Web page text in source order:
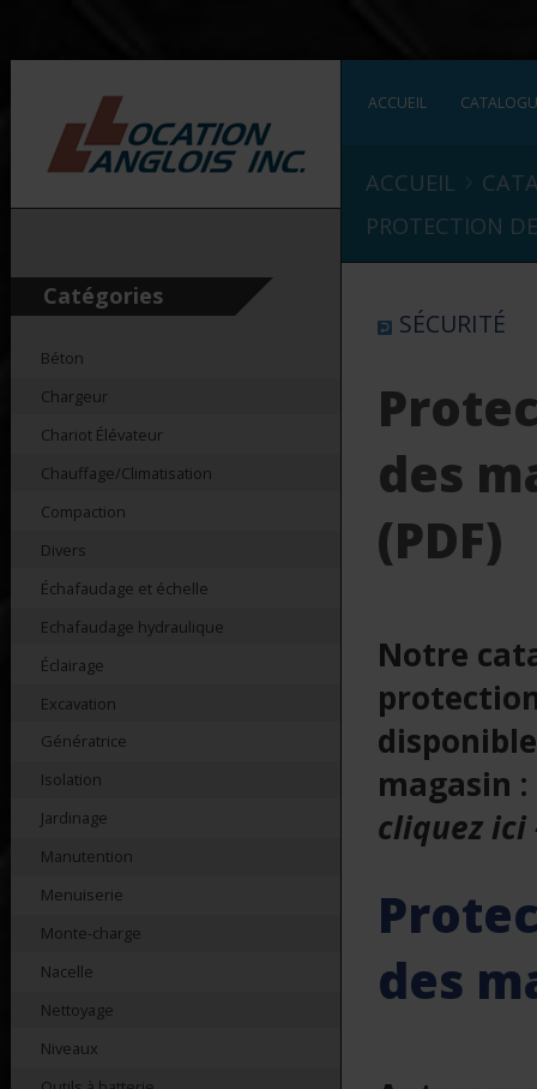
Catégories
Béton
Chargeur
Chariot Élévateur
Chauffage/Climatisation
Compaction
Divers
Échafaudage et échelle
Echafaudage hydraulique
Éclairage
Excavation
Génératrice
Isolation
Jardinage
Manutention
Menuiserie
Monte-charge
Nacelle
Nettoyage
Niveaux
ACCUEIL
ACCUEIL
PROTECTION
SÉCURITÉ
des
(PDF)
Notre
magasin :
cliquez ici
des